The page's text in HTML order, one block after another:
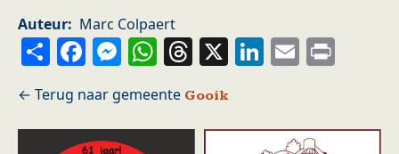
Auteur
Marc Colpaert
ShareFacebook
Messenger
WhatsApp
Threads
X LinkedIn
Email
Gooik